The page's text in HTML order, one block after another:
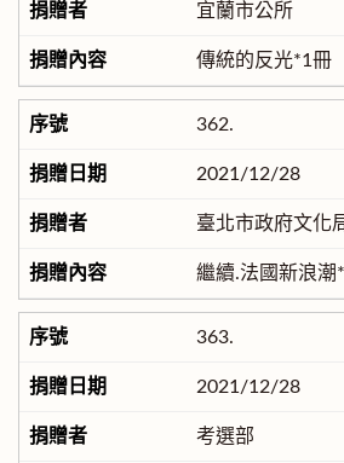
宜蘭市公所
傳統的反光*1冊
362.
2021/12/28
臺北市政府文化
繼續.法國新浪潮
363.
2021/12/28
考選部